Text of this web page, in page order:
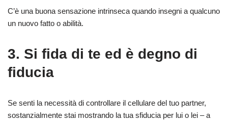
C’è una buona sensazione intrinseca quando insegni a qualcuno
un nuovo fatto o abilità.
3. Si fida di te ed è degno di
fiducia
Se senti la necessità di controllare il cellulare del tuo partner,
sostanzialmente stai mostrando la tua sfiducia per lui o lei – a